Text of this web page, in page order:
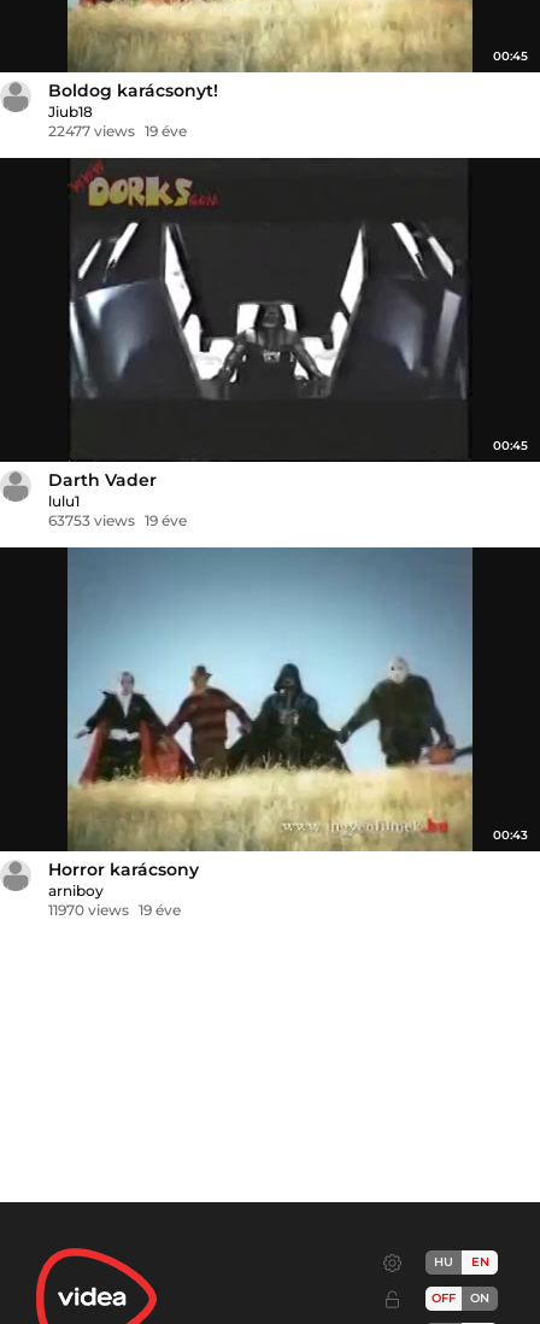
00:45
Boldog karácsonyt!
Jiub18
22477 views 19 éve
00:45
Darth Vader
lulu1
63753 views 19 éve
00:43
Horror karácsony
arniboy
11970 views 19 éve
HU EN
OFF ON